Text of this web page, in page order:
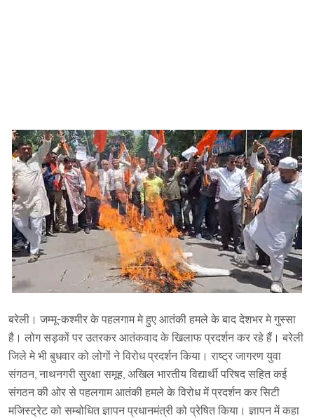
बरेली। जम्मू-कश्मीर के पहलगाम मे हुए आतंकी हमले के बाद देशभर मे गुस्सा
है। लोग सड़कों पर उतरकर आतंकवाद के खिलाफ प्रदर्शन कर रहे हैं। बरेली
जिले मे भी बुधवार को लोगों ने विरोध प्रदर्शन किया। राष्ट्र जागरण युवा
संगठन, नाथनगरी सुरक्षा समूह, अखिल भारतीय विद्यार्थी परिषद सहित कई
संगठन की ओर से पहलगाम आतंकी हमले के विरोध में प्रदर्शन कर सिटी
मजिस्ट्रेट को सम्बोधित ज्ञापन प्रधानमंत्री को प्रेषित किया। ज्ञापन में कहा